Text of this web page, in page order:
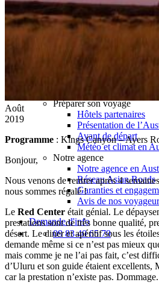
Famille
Luxe
Nature
Eté
Préparer son voyage
Hôtels partenaires
Présentation de
Avant de départ
Météo et climat en
Notre agence
Notre agence en
Réseau Asian Roads
Garanties et
Avis de nos
Demande d'info
09 83 40 65 79
Août
2019
Programme : Kings Canyon – Ayers
Bonjour,
Nous venons de rentrer après 4
nous sommes régalé !
Le Red Center était génial. Le
prestations sont de très bonne qualité,
désert. Le diner et apéritif sous les
demande même si ce n’est pas mieux
mais comme je ne l’ai pas fait, c’est
d’Uluru et son guide étaient excellents,
car la prestation n’existe pas. Dommage.